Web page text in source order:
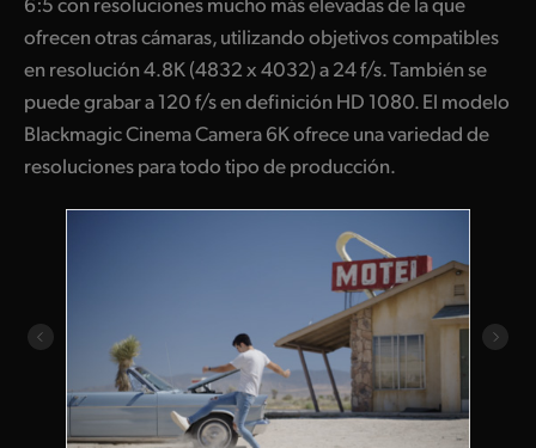
ofrecen otras cámaras, utilizando objetivos compatibles
en resolución 4.8K (4832 x 4032) a 24 f/s. También se
puede grabar a 120 f/s en definición HD 1080. El modelo
Blackmagic Cinema Camera 6K ofrece una variedad de
resoluciones para todo tipo de producción.